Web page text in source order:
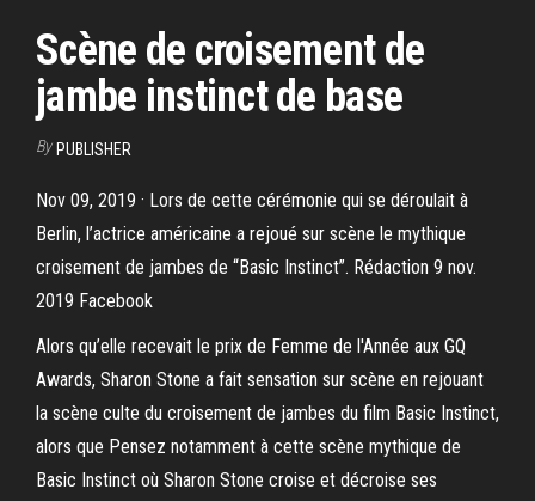
Scène de croisement de
jambe instinct de base
By PUBLISHER
Nov 09, 2019 · Lors de cette cérémonie qui se déroulait à
Berlin, l’actrice américaine a rejoué sur scène le mythique
croisement de jambes de “Basic Instinct”. Rédaction 9 nov.
2019 Facebook
Alors qu’elle recevait le prix de Femme de l'Année aux GQ
Awards, Sharon Stone a fait sensation sur scène en rejouant
la scène culte du croisement de jambes du film Basic Instinct,
alors que Pensez notamment à cette scène mythique de
Basic Instinct où Sharon Stone croise et décroise ses